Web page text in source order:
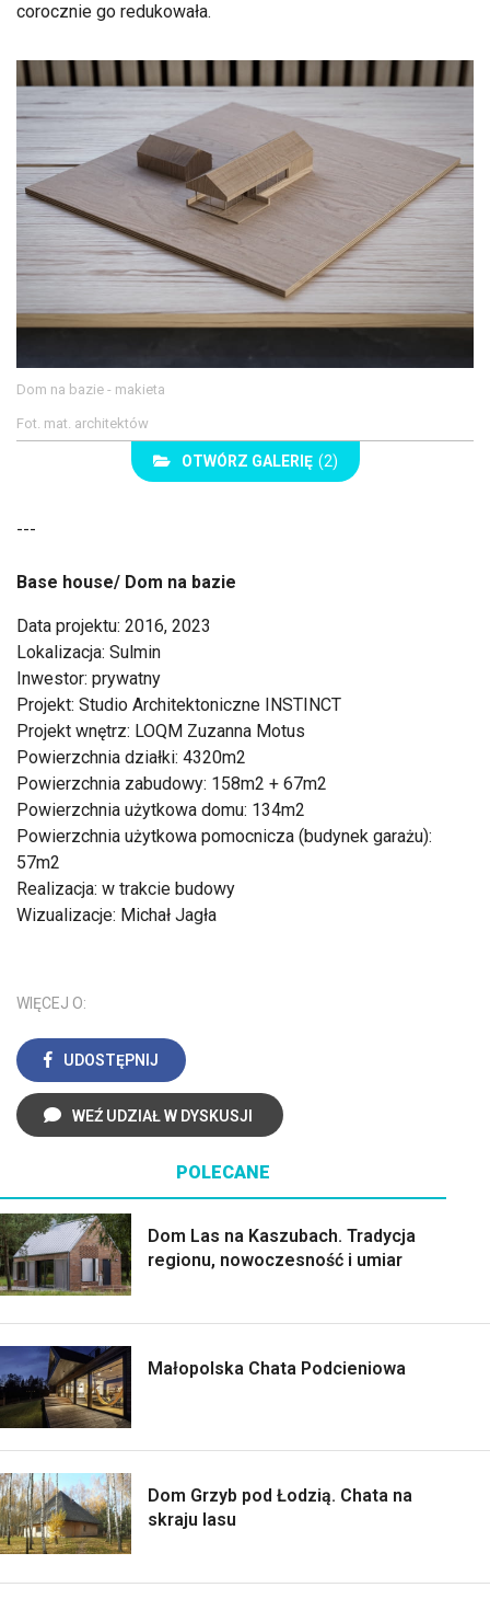
corocznie go redukowała.
Dom na bazie - makieta
Fot. mat. architektów
OTWÓRZ GALERIĘ (2)
---
Base house/ Dom na bazie
Data projektu: 2016, 2023
Lokalizacja: Sulmin
Inwestor: prywatny
Projekt: Studio Architektoniczne INSTINCT
Projekt wnętrz: LOQM Zuzanna Motus
Powierzchnia działki: 4320m2
Powierzchnia zabudowy: 158m2 + 67m2
Powierzchnia użytkowa domu: 134m2
Powierzchnia użytkowa pomocnicza (budynek garażu):
57m2
Realizacja: w trakcie budowy
Wizualizacje: Michał Jagła
WIĘCEJ O:
UDOSTĘPNIJ
WEŹ UDZIAŁ W DYSKUSJI
POLECANE
Dom Las na Kaszubach. Tradycja
regionu, nowoczesność i umiar
Małopolska Chata Podcieniowa
Dom Grzyb pod Łodzią. Chata na
skraju lasu